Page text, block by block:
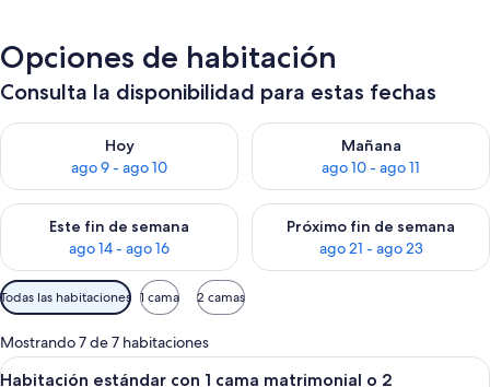
Opciones de habitación
Consulta la disponibilidad para estas fechas
Hoy
ago 9 - ago 10
Consulta la disponibilidad para hoy ago 9 - ago 10
Mañana
ago 10 - ago 11
Consulta la disponibilidad
Este fin de semana
ago 14 - ago 16
Consulta la disponibilidad para este fin de semana ago 14 -
Próximo fin de semana
ago 21 - ago 23
Consulta la disponibilidad
Filtros
disponibles
para
las
habitaciones
Todas las habitaciones 1 cama 2 camas
Mostrando 7 de 7 habitaciones
Abrir
Una habitación de hotel con una
8
Habitación estándar con 1 cama matrimonial o 2